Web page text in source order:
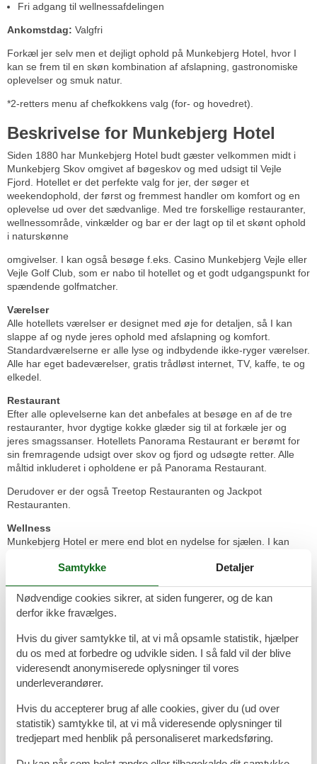
Fri adgang til wellnessafdelingen
Ankomstdag: Valgfri
Forkæl jer selv men et dejligt ophold på Munkebjerg Hotel, hvor I
kan se frem til en skøn kombination af afslapning, gastronomiske
oplevelser og smuk natur.
*2-retters menu af chefkokkens valg (for- og hovedret).
Beskrivelse for Munkebjerg Hotel
Siden 1880 har Munkebjerg Hotel budt gæster velkommen midt i
Munkebjerg Skov omgivet af bøgeskov og med udsigt til Vejle
Fjord. Hotellet er det perfekte valg for jer, der søger et
weekendophold, der først og fremmest handler om komfort og en
oplevelse ud over det sædvanlige. Med tre forskellige restauranter,
wellnessområde, vinkælder og bar er der lagt op til et skønt ophold
i naturskønne
omgivelser. I kan også besøge f.eks. Casino Munkebjerg Vejle eller
Vejle Golf Club, som er nabo til hotellet og et godt udgangspunkt for
spændende golfmatcher.
Værelser
Alle hotellets værelser er designet med øje for detaljen, så I kan
slappe af og nyde jeres ophold med afslapning og komfort.
Standardværelserne er alle lyse og indbydende ikke-ryger værelser.
Alle har eget badeværelser, gratis trådløst internet, TV, kaffe, te og
elkedel.
Restaurant
Efter alle oplevelserne kan det anbefales at besøge en af de tre
restauranter, hvor dygtige kokke glæder sig til at forkæle jer og
jeres smagssanser. Hotellets Panorama Restaurant er berømt for
sin fremragende udsigt over skov og fjord og udsøgte retter. Alle
måltid inkluderet i opholdene er på Panorama Restaurant.
Derudover er der også Treetop Restauranten og Jackpot
Restauranten.
Wellness
Munkebjerg Hotel er mere end blot en nydelse for sjælen. I kan
hotellets swimmingpool - eller blot læne jer tilbage i de beroligende
mulighed for at bestille tid til forskellige behandlinger, som f.eks.
ansigtspleje eller en wellnessmassage.
Oplevelser i nærheden
Som gæst på Munkebjerg Hotel har I mulighed for at benytte den
meget smukke natur lige uden for hotellet. Gå f.eks. en tur i skoven
ned til Vejle Fjord og tag trappen op til vores dejlige terrasse,
f.eks.:
- Kongernes Jelling
- WOW PARK Billund
Samtykke Detaljer
Nødvendige cookies sikrer, at siden fungerer, og de kan
derfor ikke fravælges.
Hvis du giver samtykke til, at vi må opsamle statistik, hjælper
du os med at forbedre og udvikle siden. I så fald vil der blive
videresendt anonymiserede oplysninger til vores
underleverandører.
Hvis du accepterer brug af alle cookies, giver du (ud over
statistik) samtykke til, at vi må videresende oplysninger til
tredjepart med henblik på personaliseret markedsføring.